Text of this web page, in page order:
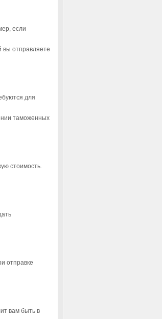
если
вы отправляете
для
таможенных
стоимость.
отправке
вам быть в